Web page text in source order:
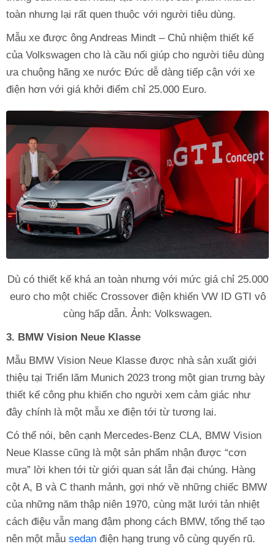
toàn nhưng lại rất quen thuộc với người tiêu dùng.
Mẫu xe được ông Andreas Mindt – Chủ nhiệm thiết kế
của Volkswagen cho là cầu nối giúp cho người tiêu dùng
ưa chuộng hãng xe nước Đức dễ dàng tiếp cận với xe
điện hơn với giá khởi điểm chỉ 25.000 Euro.
Dù có thiết kế khá an toàn nhưng với mức giá chỉ 25.000
euro cho một chiếc Crossover điện khiến VW ID GTI vô
cùng hấp dẫn. Ảnh: Volkswagen.
3. BMW Vision Neue Klasse
Mẫu BMW Vision Neue Klasse được nhà sản xuất giới
thiệu tại Triển lãm Munich 2023 trong một gian trưng bày
thiết kế công phu khiến cho người xem cảm giác như
đây chính là một mẫu xe điện tới từ tương lai.
Có thể nói, bên cạnh Mercedes-Benz CLA, BMW Vision
Neue Klasse cũng là một sản phẩm nhận được “cơn
mưa” lời khen tới từ giới quan sát lẫn đại chúng. Hàng
cột A, B và C thanh mảnh, gợi nhớ về những chiếc BMW
của những năm thập niên 1970, cùng mặt lưới tản nhiệt
cách điệu vẫn mang đậm phong cách BMW, tổng thể tạo
nên một mẫu sedan điện hạng trung vô cùng quyến rũ.